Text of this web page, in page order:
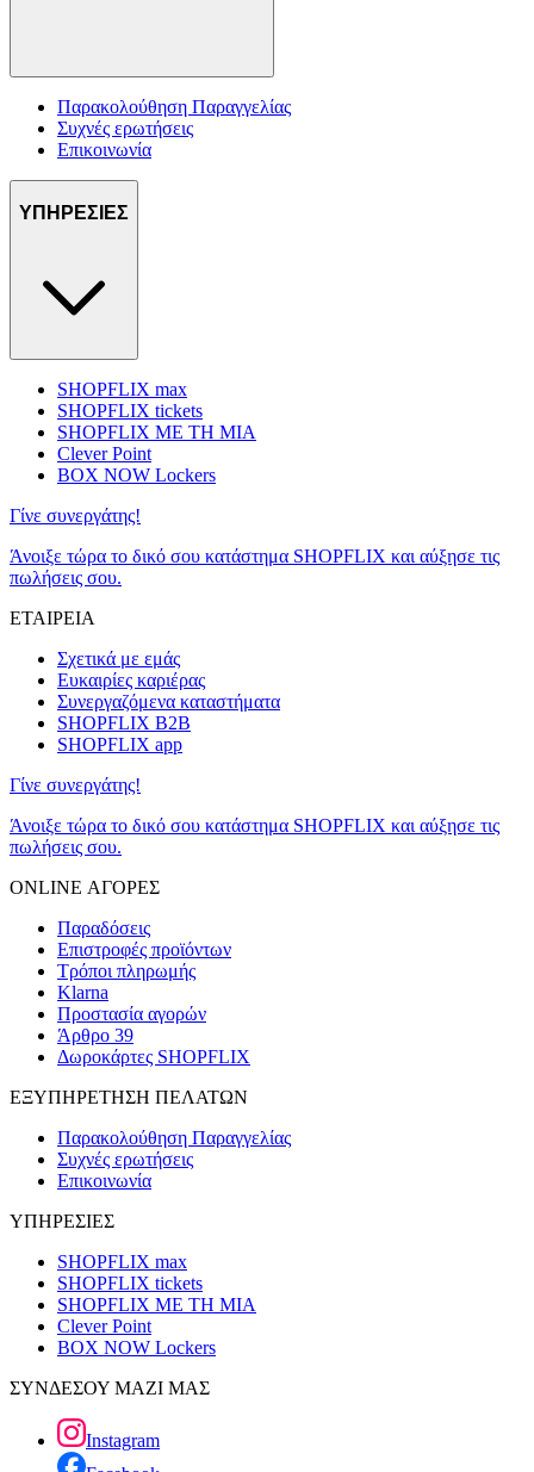
Παρακολούθηση Παραγγελίας
Συχνές ερωτήσεις
Επικοινωνία
ΥΠΗΡΕΣΙΕΣ
SHOPFLIX max
SHOPFLIX tickets
SHOPFLIX ΜΕ ΤΗ ΜΙΑ
Clever Point
BOX NOW Lockers
Γίνε συνεργάτης!
Άνοιξε τώρα το δικό σου κατάστημα SHOPFLIX και αύξησε τις
πωλήσεις σου.
ΕΤΑΙΡΕΙΑ
Σχετικά με εμάς
Ευκαιρίες καριέρας
Συνεργαζόμενα καταστήματα
SHOPFLIX B2B
SHOPFLIX app
Γίνε συνεργάτης!
Άνοιξε τώρα το δικό σου κατάστημα SHOPFLIX και αύξησε τις
πωλήσεις σου.
ONLINE ΑΓΟΡΕΣ
Παραδόσεις
Επιστροφές προϊόντων
Τρόποι πληρωμής
Klarna
Προστασία αγορών
Άρθρο 39
Δωροκάρτες SHOPFLIX
ΕΞΥΠΗΡΕΤΗΣΗ ΠΕΛΑΤΩΝ
Παρακολούθηση Παραγγελίας
Συχνές ερωτήσεις
Επικοινωνία
ΥΠΗΡΕΣΙΕΣ
SHOPFLIX max
SHOPFLIX tickets
SHOPFLIX ΜΕ ΤΗ ΜΙΑ
Clever Point
BOX NOW Lockers
ΣΥΝΔΕΣΟΥ ΜΑΖΙ ΜΑΣ
Instagram